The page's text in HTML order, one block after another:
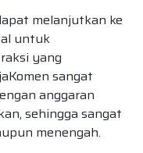
melanjutkan ke
untuk
yang
sangat
anggaran
sehingga sangat
menengah.